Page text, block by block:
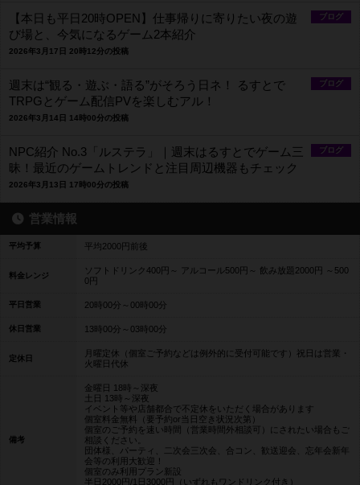
ブログ
【本日も平日20時OPEN】仕事帰りに寄りたい夜の遊
び場と、今気になるゲーム2本紹介
2026年3月17日 20時12分の投稿
ブログ
週末は“観る・遊ぶ・語る”がそろう日ネ！ るすとで
TRPGとゲーム配信PVを楽しむアル！
2026年3月14日 14時00分の投稿
ブログ
NPC紹介 No.3「ルステラ」｜週末はるすとでゲーム三
昧！最近のゲームトレンドと注目周辺機器もチェック
2026年3月13日 17時00分の投稿
営業情報
平均予算 平均2000円前後
料金レンジ
ソフトドリンク400円～ アルコール500円～ 飲み放題2000円 ～500
0円
平日営業 20時00分～00時00分
休日営業 13時00分～03時00分
定休日
月曜定休（個室ご予約などは例外的に受付可能です）祝日は営業・
火曜日代休
備考
金曜日 18時～深夜
土日 13時～深夜
イベント等や店舗都合で不定休をいただく場合があります
個室料金無料（要予約or当日空き状況次第）
個室のご予約を速い時間（営業時間外相談可）にされたい場合もご
相談ください。
団体様、パーティ、二次会三次会、合コン、歓送迎会、忘年会新年
会等の利用大歓迎！
個室のみ利用プラン新設
半日2000円/1日3000円（いずれもワンドリンク付き）